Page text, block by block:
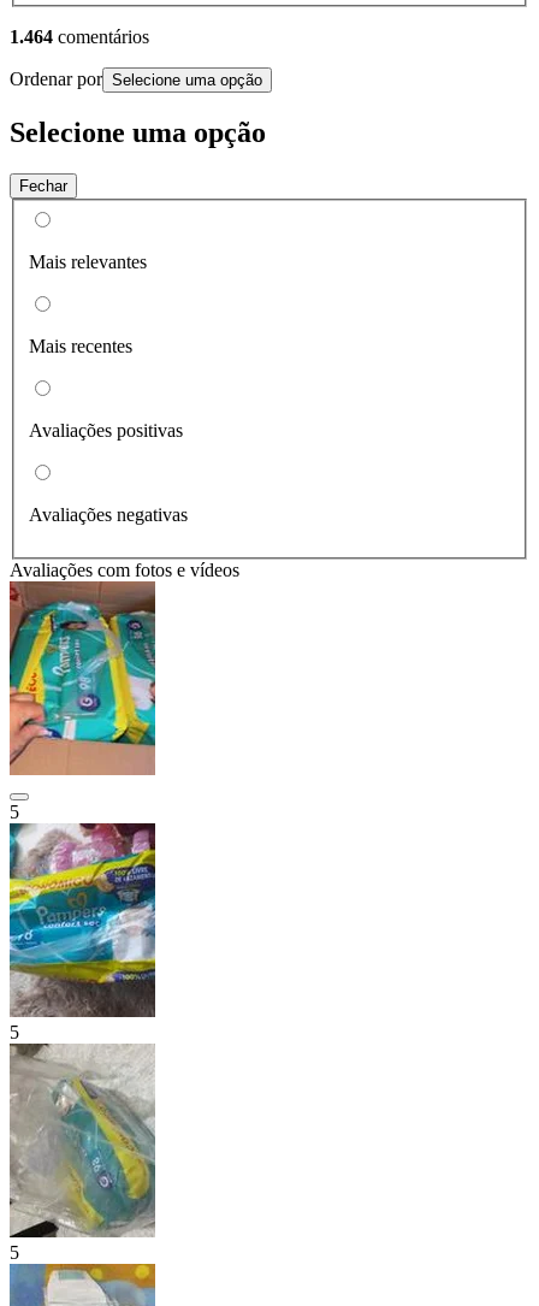
1.464 comentários
Ordenar por Selecione uma opção
Selecione uma opção
Fechar
Mais relevantes
Mais recentes
Avaliações positivas
Avaliações negativas
Avaliações com fotos e vídeos
5
5
5